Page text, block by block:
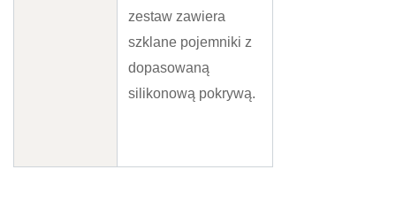
zestaw zawiera
szklane pojemniki z
dopasowaną
silikonową pokrywą.